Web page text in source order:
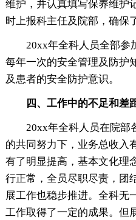
维护，并认真填写保养维护
时上报科主任及院部，确保
20xx年全科人员全部参
每年一次的安全管理及防护
及患者的安全防护意识。
四、工作中的不足和差
20xx年全科人员在院部
的共同努力下，业务总收入
有了明显提高，基本文化理
行正常，全员尽职尽责，团
展工作也稳步推进。全科无
工作取得了一定的成果。但